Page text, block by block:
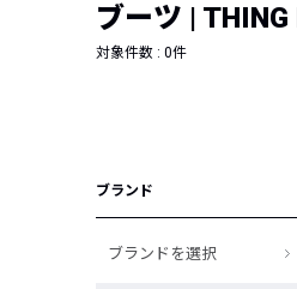
新着アイテム
編集部のおすすめアイテム
ブーツ |
対象件数 : 0件
ブランド
ブランドを選択